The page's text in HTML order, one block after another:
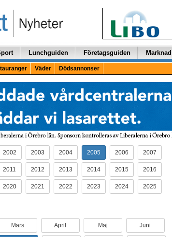
Lunchguiden Företagsguiden Marknad
Väder Dödsannonser
2002 2003 2004 2005 2006 2007
2011 2012 2013 2014 2015 2016
2020 2021 2022 2023 2024 2025
Mars April Maj Juni